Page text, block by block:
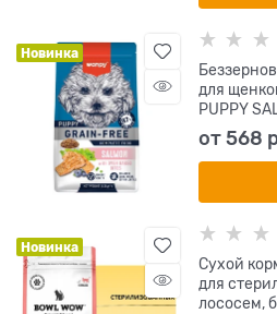
Новинка
для
PUPPY
от568
Новинка
Сухой
для
лососем,